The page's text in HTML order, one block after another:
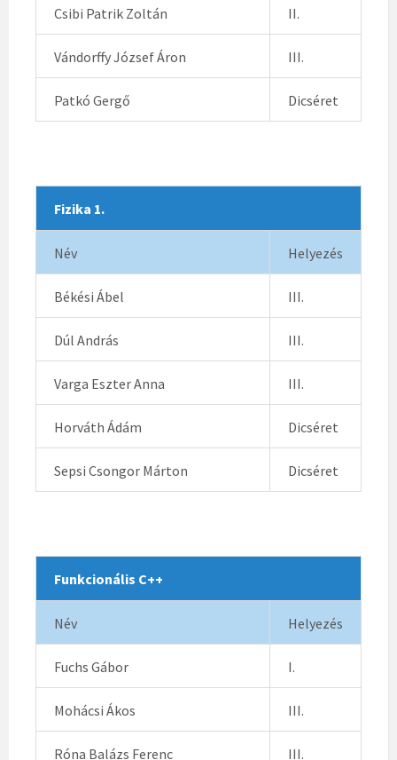
Csibi Patrik Zoltán II.
Vándorffy József Áron III.
Patkó Gergő Dicséret
Fizika 1.
Név Helyezés
Békési Ábel III.
Dúl András III.
Varga Eszter Anna III.
Horváth Ádám Dicséret
Sepsi Csongor Márton Dicséret
Funkcionális C++
Név Helyezés
Fuchs Gábor I.
Mohácsi Ákos III.
Róna Balázs Ferenc III.